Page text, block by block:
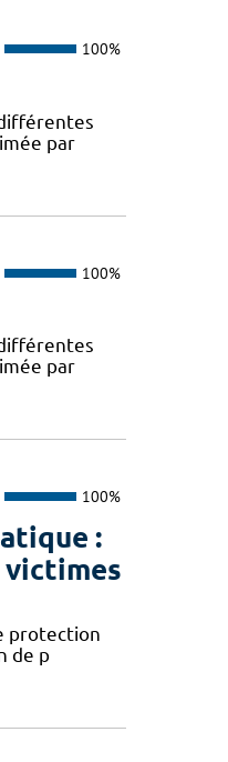
100%
par
100%
par
100%
:
victimes
protection
de p